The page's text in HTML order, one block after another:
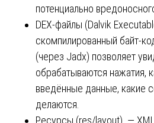
потенциально
DEX-файлы (Dalvik
скомпилированный байт-
(через Jadx) позволяет
обрабатываются нажатия,
введённые данные, какие
делаются.
Ресурсы (res/layout) —